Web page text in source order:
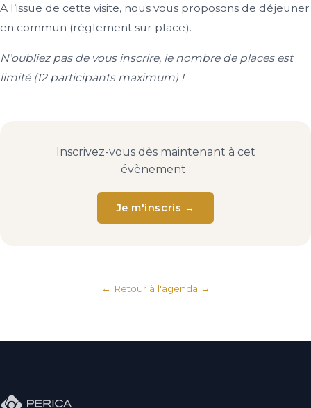
A l’issue de cette visite, nous vous proposons de déjeuner
en commun (règlement sur place).
N’oubliez pas de vous inscrire, le nombre de places est
limité (12 participants maximum) !
Inscrivez-vous dès maintenant à cet
évènement :
Je m'inscris →
← Retour à l'agenda